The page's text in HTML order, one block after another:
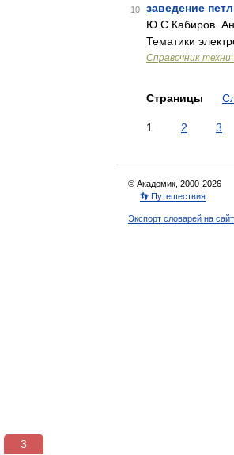
10 заведение
Ю.С.Кабиров.
Тематики
Справочник
Страницы
1 2 3
© Академик, 2000-2026
👣 Путешествия
Экспорт словарей на
3